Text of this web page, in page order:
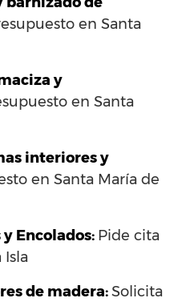
en Santa
y
en Santa
interiores y
en Santa María de
Encolados: Pide cita
Isla
de madera:Solicita